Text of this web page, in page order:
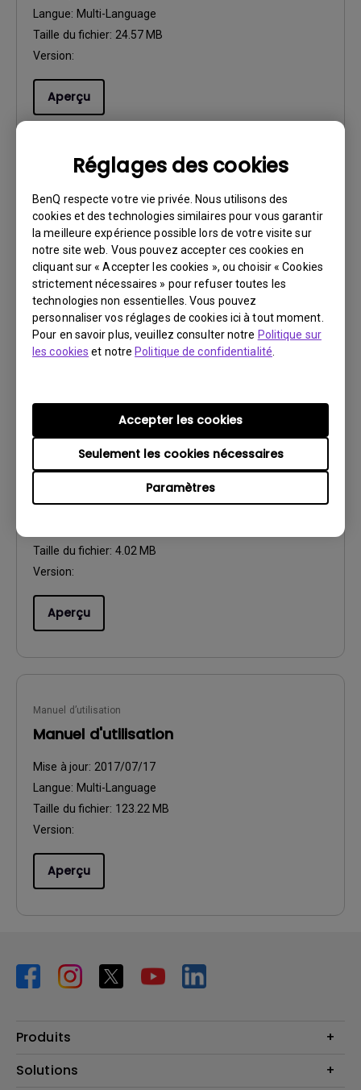
Réglages des cookies
BenQ respecte votre vie privée. Nous utilisons des
cookies et des technologies similaires pour vous garantir
la meilleure expérience possible lors de votre visite sur
notre site web. Vous pouvez accepter ces cookies en
cliquant sur « Accepter les cookies », ou choisir « Cookies
strictement nécessaires » pour refuser toutes les
technologies non essentielles. Vous pouvez
personnaliser vos réglages de cookies ici à tout moment.
Pour en savoir plus, veuillez consulter notre Politique sur
les cookies et notre Politique de confidentialité
Paramètres
Seulement les cookies nécessaires
Accepter les cookies
Langue: Multi-Language
Taille du fichier: 24.57 MB
Version:
Aperçu
Manuel d’utilisation
Guide d'installation
Mise à jour:2017/03/15
Langue:Multi-Language
Version:
Aperçu
Manuel d’utilisation
guide de démarrage rapide
Mise à jour:2017/01/11
Taille du fichier: 4.02 MB
Version:
Aperçu
Manuel d’utilisation
Manuel d'utilisation
Mise à jour: 2017/07/17
Langue: Multi-Language
Taille du fichier: 123.22 MB
Version:
Aperçu
Produits
Vidéoprojecteurs
Solutions